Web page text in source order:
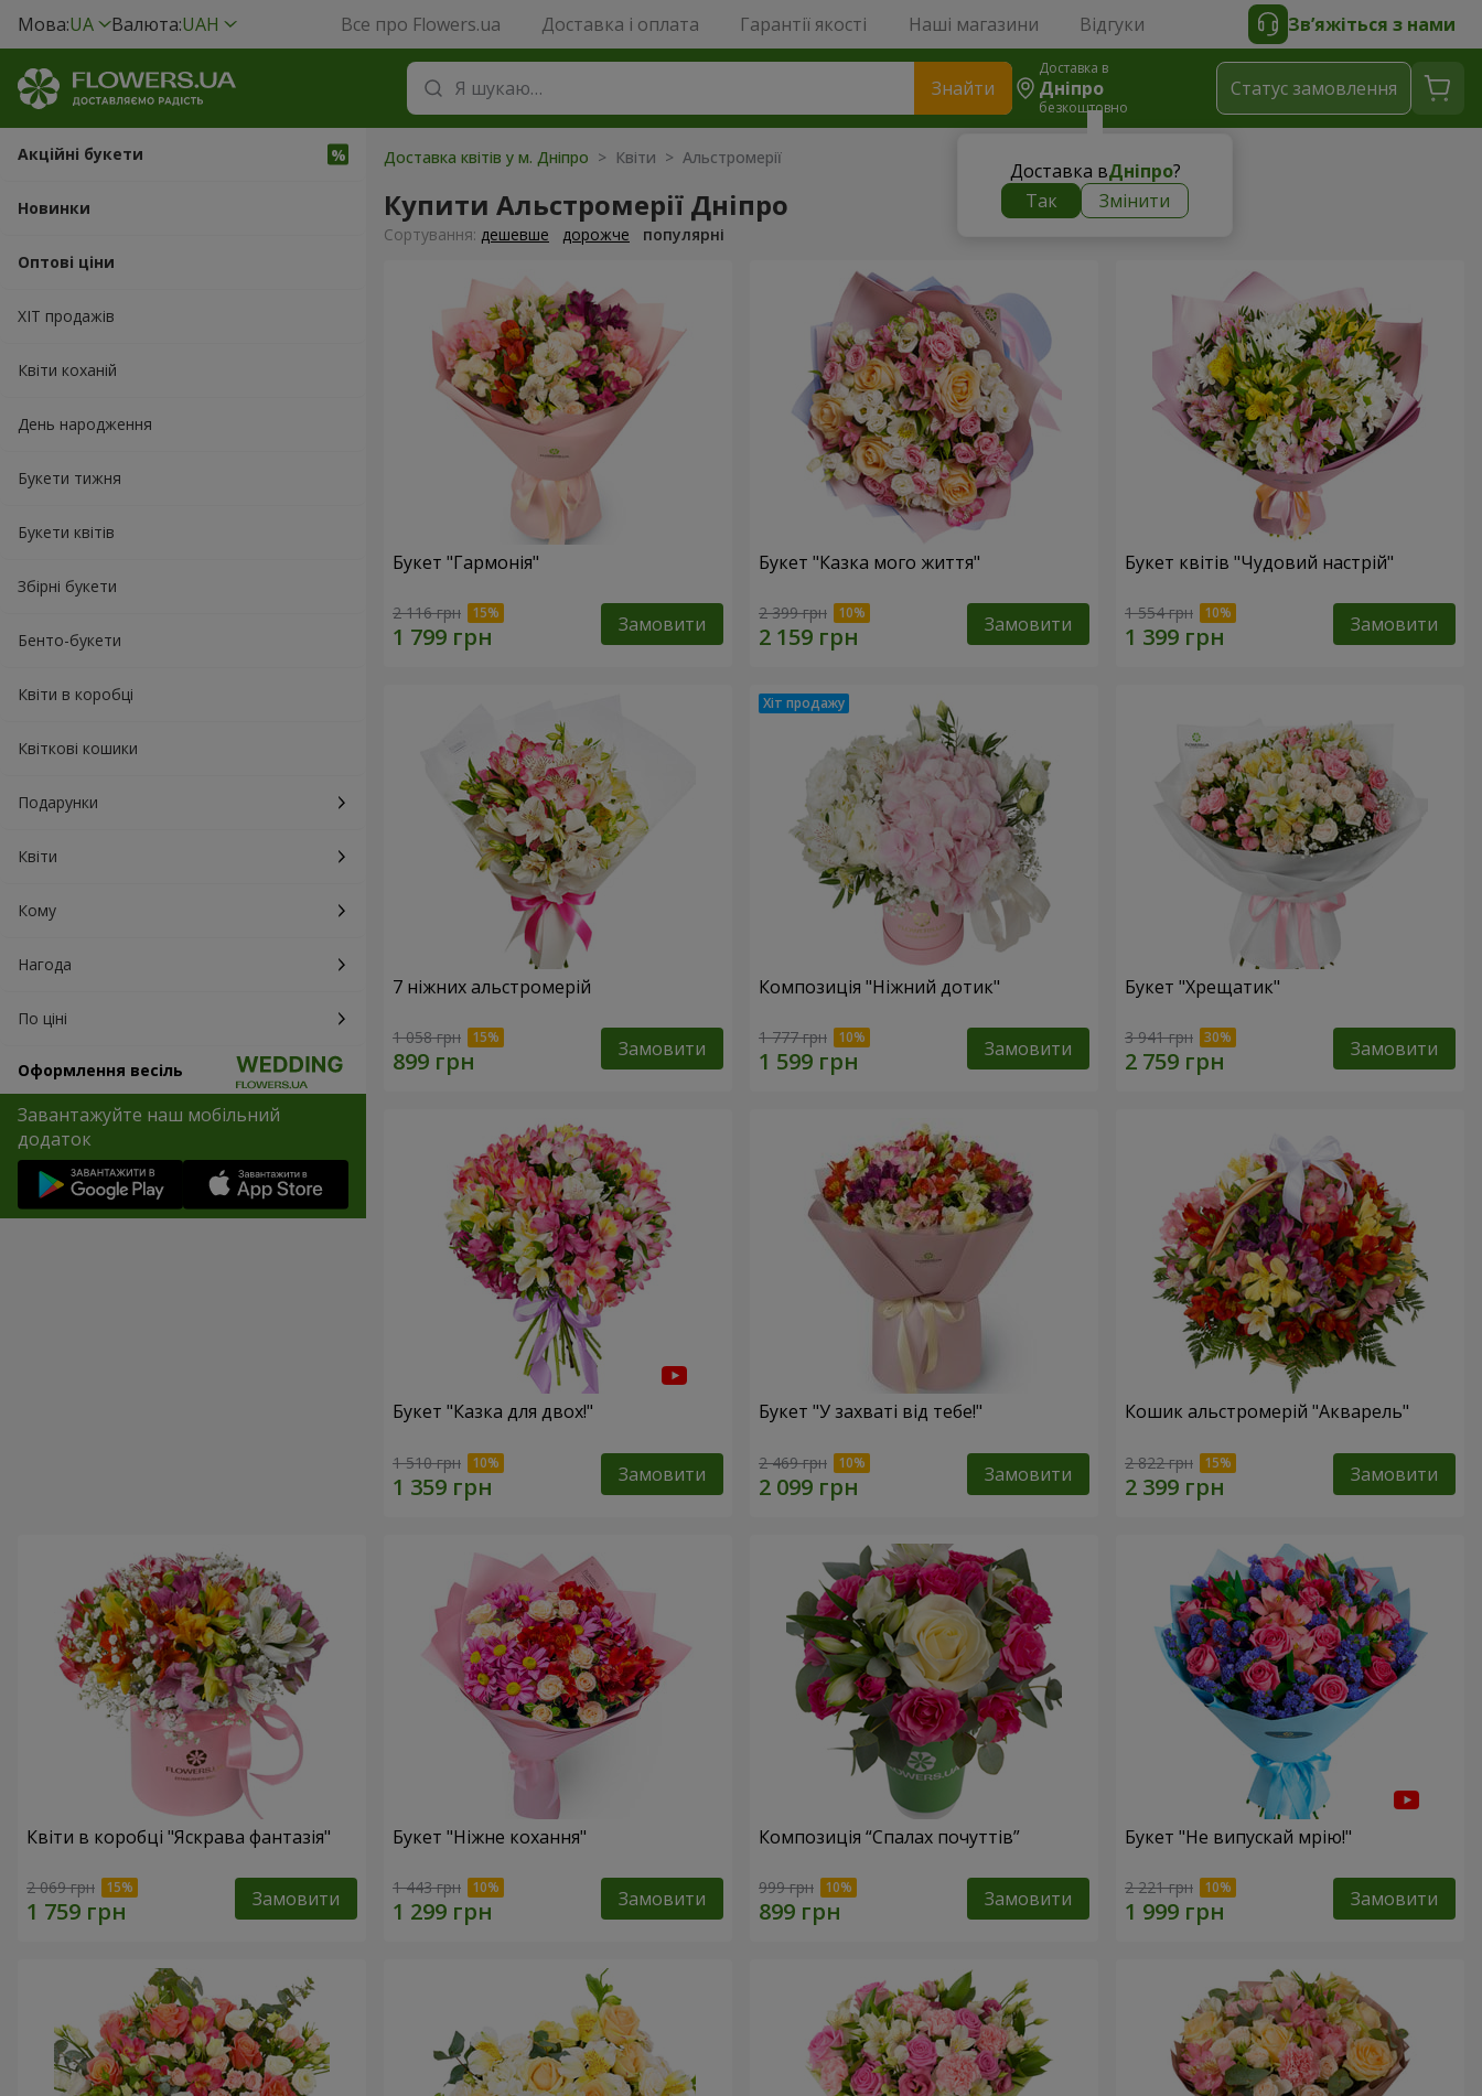
Мова:UA Валюта:UAH Все про Flowers.ua Доставка і оплата Гарантії якості Наші магазини Відгуки Зв’яжіться з нами
Знайти
Доставка в
Дніпро
безкоштовно
Доставка вДніпро?
Так
Змінити
Статус замовлення
Акційні букети
Новинки
Оптові ціни
ХІТ продажів
Квіти коханій
День народження
Букети тижня
Букети квітів
Збірні букети
Бенто-букети
Квіти в коробці
Квіткові кошики
Подарунки
Квіти
Кому
Нагода
По ціні
Оформлення весіль
Завантажуйте наш мобільний
додаток
Доставка квітів у м. Дніпро > Квіти > Альстромерії
Купити Альстромерії Дніпро
Сортування: дешевше дорожче популярні
Букет "Гармонія"
2 116 грн Замовити
Букет "Казка мого життя"
2 399 грн Замовити
Букет квітів "Чудовий настрій"
1 554 грн Замовити
7 ніжних альстромерій
1 058 грн Замовити
Композиція "Ніжний дотик"
1 777 грн Замовити
Букет "Хрещатик"
3 941 грн Замовити
Букет "Казка для двох!"
1 510 грн Замовити
Букет "У захваті від тебе!"
2 469 грн Замовити
Кошик альстромерій "Акварель"
2 822 грн Замовити
Квіти в коробці "Яскрава фантазія"
2 069 грн Замовити
Букет "Ніжне кохання"
1 443 грн Замовити
Композиція “Спалах почуттів”
999 грн Замовити
Букет "Не випускай мрію!"
2 221 грн Замовити